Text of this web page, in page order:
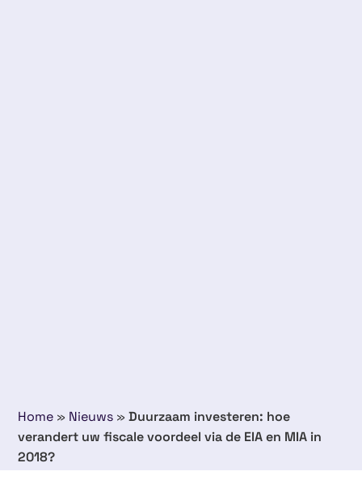
Home » Nieuws »Duurzaam investeren: hoe
verandert uw fiscale voordeel via de EIA en MIA in
2018?